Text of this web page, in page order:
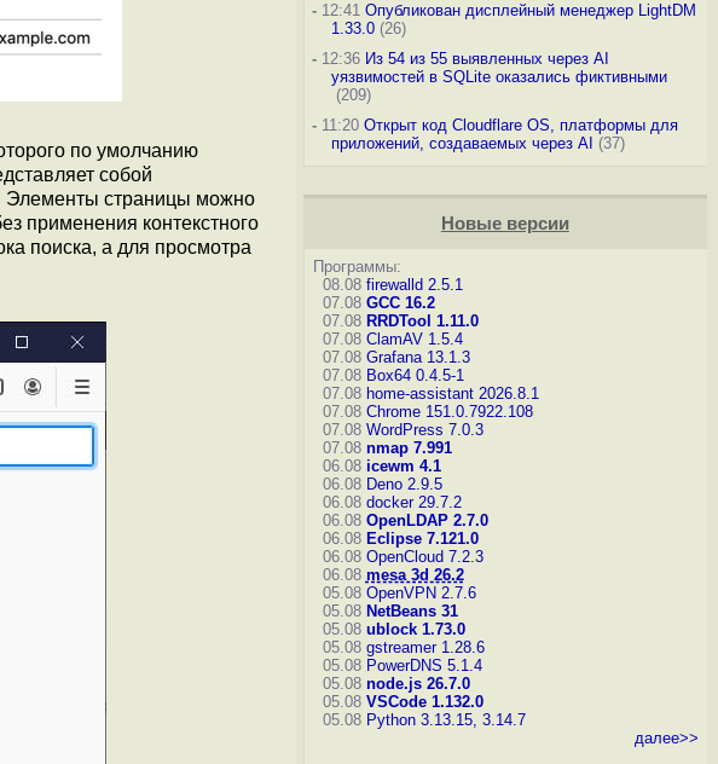
по умолчанию
собой
Элементы страницы можно
применения контекстного
поиска, а для просмотра
-12:41 Опубликован дисплейный менеджер LightDM
1.33.0(26)
-12:36 Из 54 из 55 выявленных через AI
уязвимостей в SQLite оказались фиктивными
(209)
-11:20 Открыт код Cloudflare OS, платформы для
приложений, создаваемых через AI (37)
Новые версии
Программы:
08.08 firewalld 2.5.1
07.08 GCC 16.2
07.08 RRDTool 1.11.0
07.08 ClamAV 1.5.4
07.08 Grafana 13.1.3
07.08 Box64 0.4.5-1
07.08 home-assistant 2026.8.1
07.08 Chrome 151.0.7922.108
07.08 WordPress 7.0.3
07.08 nmap 7.991
06.08 icewm 4.1
06.08 Deno 2.9.5
06.08 docker 29.7.2
06.08 OpenLDAP 2.7.0
06.08 Eclipse 7.121.0
06.08 OpenCloud 7.2.3
06.08 mesa 3d 26.2
05.08 OpenVPN 2.7.6
05.08 NetBeans 31
05.08 ublock 1.73.0
05.08 gstreamer 1.28.6
05.08 PowerDNS 5.1.4
05.08 node.js 26.7.0
05.08 VSCode 1.132.0
05.08 Python 3.13.15, 3.14.7
далее>>